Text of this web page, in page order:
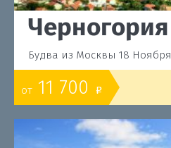
Черногория
Будва из Москвы 18 Ноября
от 11 700 o